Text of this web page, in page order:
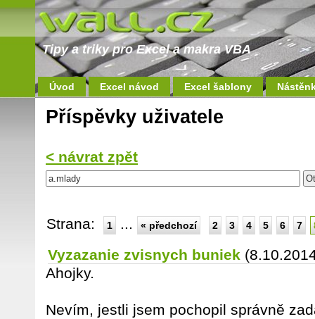
Tipy a triky pro Excel a makra VBA
Úvod Excel návod Excel šablony
Příspěvky uživatele
< návrat zpět
Strana: 1 ... « předchozí 2 3 4 5 6 7
Vyzazanie zvisnych buniek
Ahojky.
Nevím, jestli jsem pochopil správně